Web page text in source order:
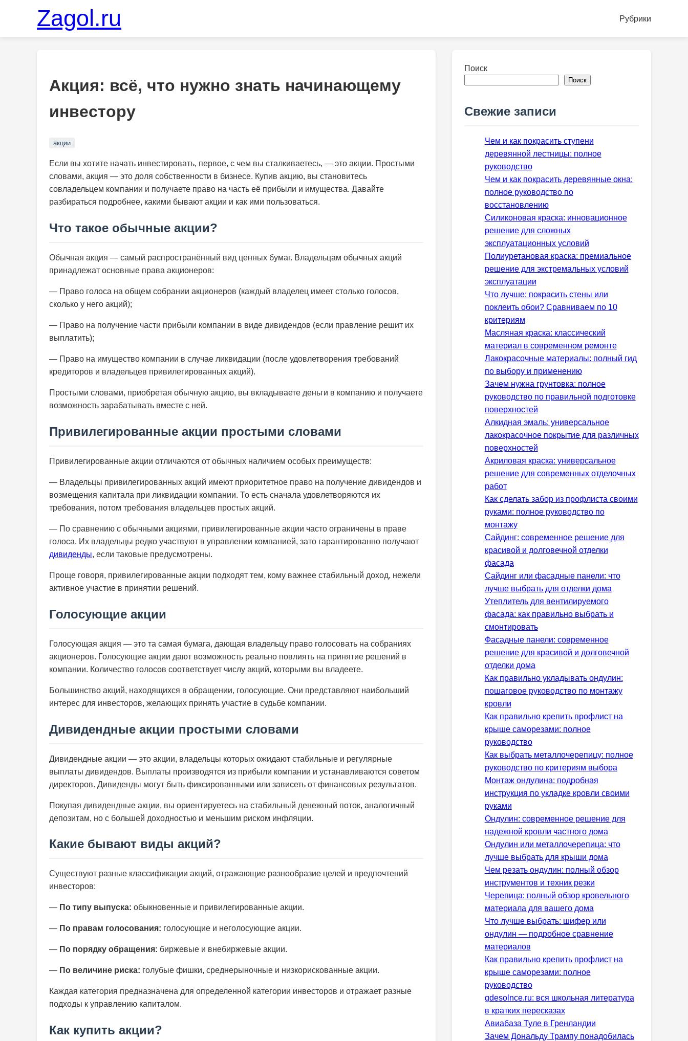
Zagol.ru Рубрики
Акция: всё, что нужно знать начинающему
инвестору
акции
Если вы хотите начать инвестировать, первое, с чем вы сталкиваетесь, — это акции. Простыми
словами, акция — это доля собственности в бизнесе. Купив акцию, вы становитесь
совладельцем компании и получаете право на часть её прибыли и имущества. Давайте
разбираться подробнее, какими бывают акции и как ими пользоваться.
Что такое обычные акции?
Обычная акция — самый распространённый вид ценных бумаг. Владельцам обычных акций
принадлежат основные права акционеров:
— Право голоса на общем собрании акционеров (каждый владелец имеет столько голосов,
сколько у него акций);
— Право на получение части прибыли компании в виде дивидендов (если правление решит их
выплатить);
— Право на имущество компании в случае ликвидации (после удовлетворения требований
кредиторов и владельцев привилегированных акций).
Простыми словами, приобретая обычную акцию, вы вкладываете деньги в компанию и получаете
возможность зарабатывать вместе с ней.
Привилегированные акции простыми словами
Привилегированные акции отличаются от обычных наличием особых преимуществ:
— Владельцы привилегированных акций имеют приоритетное право на получение дивидендов и
возмещения капитала при ликвидации компании. То есть сначала удовлетворяются их
требования, потом требования владельцев простых акций.
— По сравнению с обычными акциями, привилегированные акции часто ограничены в праве
голоса. Их владельцы редко участвуют в управлении компанией, зато гарантированно получают
дивиденды, если таковые предусмотрены.
Проще говоря, привилегированные акции подходят тем, кому важнее стабильный доход, нежели
активное участие в принятии решений.
Голосующие акции
Голосующая акция — это та самая бумага, дающая владельцу право голосовать на собраниях
акционеров. Голосующие акции дают возможность реально повлиять на принятие решений в
компании. Количество голосов соответствует числу акций, которыми вы владеете.
Большинство акций, находящихся в обращении, голосующие. Они представляют наибольший
интерес для инвесторов, желающих принять участие в судьбе компании.
Дивидендные акции простыми словами
Дивидендные акции — это акции, владельцы которых ожидают стабильные и регулярные
выплаты дивидендов. Выплаты производятся из прибыли компании и устанавливаются советом
директоров. Дивиденды могут быть фиксированными или зависеть от финансовых результатов.
Покупая дивидендные акции, вы ориентируетесь на стабильный денежный поток, аналогичный
депозитам, но с большей доходностью и меньшим риском инфляции.
Какие бывают виды акций?
Существуют разные классификации акций, отражающие разнообразие целей и предпочтений
инвесторов:
— По типу выпуска: обыкновенные и привилегированные акции.
— По правам голосования: голосующие и неголосующие акции.
— По порядку обращения: биржевые и внебиржевые акции.
— По величине риска: голубые фишки, среднерыночные и низкорискованные акции.
Каждая категория предназначена для определенной категории инвесторов и отражает разные
подходы к управлению капиталом.
Как купить акции?
Поиск
Поиск
Свежие записи
Чем и как покрасить ступени
деревянной лестницы: полное
руководство
Чем и как покрасить деревянные окна:
полное руководство по
восстановлению
Силиконовая краска: инновационное
решение для сложных
эксплуатационных условий
Полиуретановая краска: премиальное
решение для экстремальных условий
эксплуатации
Что лучше: покрасить стены или
поклеить обои? Сравниваем по 10
критериям
Масляная краска: классический
материал в современном ремонте
Лакокрасочные материалы: полный гид
по выбору и применению
Зачем нужна грунтовка: полное
руководство по правильной подготовке
поверхностей
Алкидная эмаль: универсальное
лакокрасочное покрытие для различных
поверхностей
Акриловая краска: универсальное
решение для современных отделочных
работ
Как сделать забор из профлиста своими
руками: полное руководство по
монтажу
Сайдинг: современное решение для
красивой и долговечной отделки
фасада
Сайдинг или фасадные панели: что
лучше выбрать для отделки дома
Утеплитель для вентилируемого
фасада: как правильно выбрать и
смонтировать
Фасадные панели: современное
решение для красивой и долговечной
отделки дома
Как правильно укладывать ондулин:
пошаговое руководство по монтажу
кровли
Как правильно крепить профлист на
крыше саморезами: полное
руководство
Как выбрать металлочерепицу: полное
руководство по критериям выбора
Монтаж ондулина: подробная
инструкция по укладке кровли своими
руками
Ондулин: современное решение для
надежной кровли частного дома
Ондулин или металлочерепица: что
лучше выбрать для крыши дома
Чем резать ондулин: полный обзор
инструментов и техник резки
Черепица: полный обзор кровельного
материала для вашего дома
Что лучше выбрать: шифер или
ондулин — подробное сравнение
материалов
Как правильно крепить профлист на
крыше саморезами: полное
руководство
gdesolnce.ru: вся школьная литература
в кратких пересказах
Авиабаза Туле в Гренландии
Зачем Дональду Трампу понадобилась